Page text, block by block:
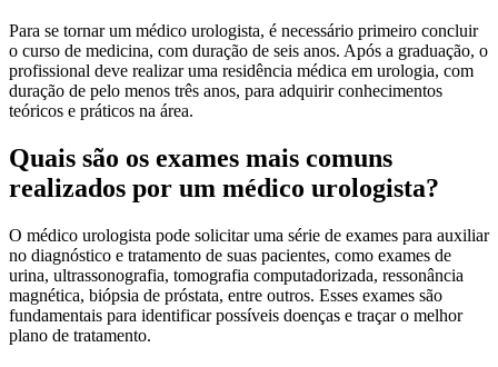
Para se tornar um médico urologista, é necessário primeiro concluir
o curso de medicina, com duração de seis anos. Após a graduação, o
profissional deve realizar uma residência médica em urologia, com
duração de pelo menos três anos, para adquirir conhecimentos
teóricos e práticos na área.
Quais são os exames mais comuns
realizados por um médico urologista?
O médico urologista pode solicitar uma série de exames para auxiliar
no diagnóstico e tratamento de suas pacientes, como exames de
urina, ultrassonografia, tomografia computadorizada, ressonância
magnética, biópsia de próstata, entre outros. Esses exames são
fundamentais para identificar possíveis doenças e traçar o melhor
plano de tratamento.